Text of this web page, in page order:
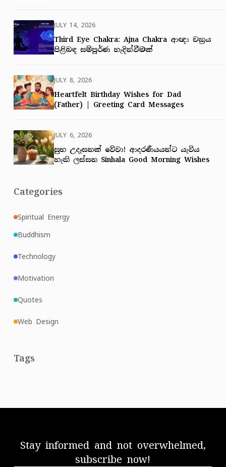
JULY 14, 2026
Third Eye Chakra: Ajna Chakra ආඥා චක්‍රය
පිළිබඳ සම්පූර්ණ හැදින්වීමක්
JULY 8, 2026
Heartfelt Birthday Wishes for Dad
(Father) | Greeting Card Messages
JULY 6, 2026
සුභ උදෑසනක් වේවා! ආදරණීයයන්ට යැවිය
හැකි ලස්සන Sinhala Good Morning Wishes
Categories
Spiritual Energy
Buddhism
Technology
Motivation
Quotes
Web Design
Tags
Stay informed and not overwhelmed,
subscribe now!